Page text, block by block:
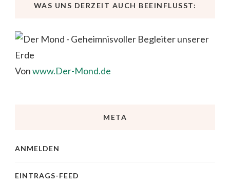
WAS UNS DERZEIT AUCH BEEINFLUSST:
Vonwww.Der-Mond.de
META
ANMELDEN
EINTRAGS-FEED